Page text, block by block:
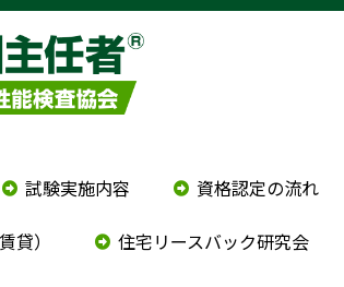
試験実施内容 資格認定の流れ
貸） 住宅リースバック研究会